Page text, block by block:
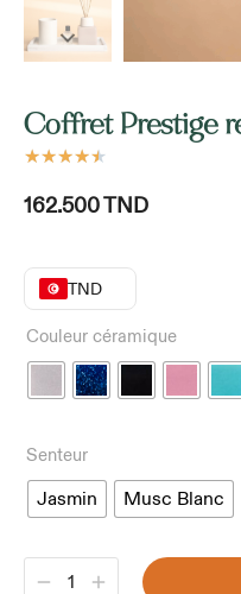
Coffret Prestige
★★★★★
162.500TND
TND
Couleur céramique
Senteur
Jasmin Musc Blanc